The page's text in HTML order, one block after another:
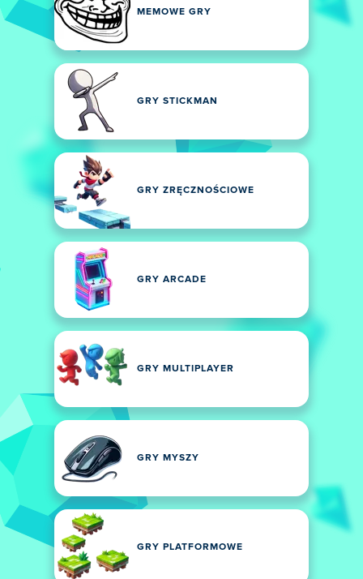
MEMOWE GRY
GRY STICKMAN
GRY ZRĘCZNOŚCIOWE
GRY ARCADE
GRY MULTIPLAYER
GRY MYSZY
GRY PLATFORMOWE